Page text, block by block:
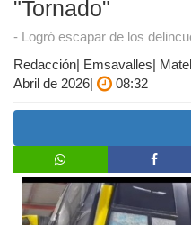
"Tornado"
- Logró escapar de los
Redacción| Emsavalles|
Abril de 2026|
08:32